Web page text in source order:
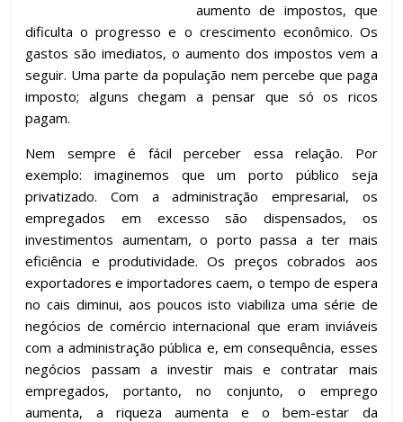
aumento de impostos, que
dificulta o progresso e o crescimento econômico. Os
gastos são imediatos, o aumento dos impostos vem a
seguir. Uma parte da população nem percebe que paga
imposto; alguns chegam a pensar que só os ricos
pagam.
Nem sempre é fácil perceber essa relação. Por
exemplo: imaginemos que um porto público seja
privatizado. Com a administração empresarial, os
empregados em excesso são dispensados, os
investimentos aumentam, o porto passa a ter mais
eficiência e produtividade. Os preços cobrados aos
exportadores e importadores caem, o tempo de espera
no cais diminui, aos poucos isto viabiliza uma série de
negócios de comércio internacional que eram inviáveis
com a administração pública e, em consequência, esses
negócios passam a investir mais e contratar mais
empregados, portanto, no conjunto, o emprego
aumenta, a riqueza aumenta e o bem-estar da